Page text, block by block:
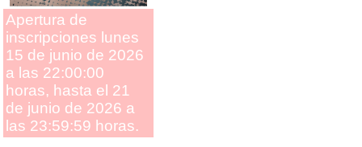
Apertura de
inscripciones lunes
15 de junio de 2026
a las 22:00:00
horas, hasta el 21
de junio de 2026 a
las 23:59:59 horas.